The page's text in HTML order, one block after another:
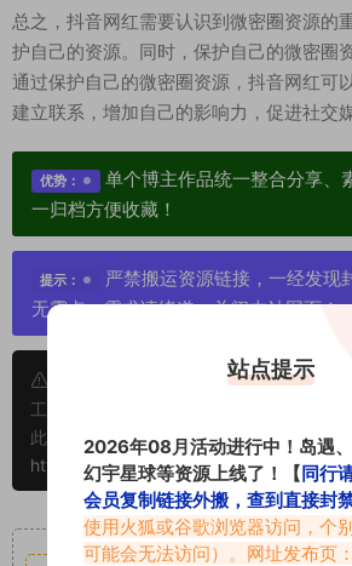
总之，抖音网红需要认识到微密圈资源的
护自己的资源。同时，保护自己的微密圈
通过保护自己的微密圈资源，抖音网红可
建立联系，增加自己的影响力，促进社交
优势：
单个博主作品统一整合分享、
一归档方便收藏！
提示：
严禁搬运资源链接，一经发现
无露点、需求请绕道，关闭本站网页！
申明：本文资源均来源网友分享，若侵
工单处理。
此外本文章皆属于原创文章，转载请注明出
https://abcjyw.com/254.html
重要声明
站点提示
2026年08月活动进行中！岛遇、
幻宇星球等资源上线了！【同行
会员复制链接外搬，查到直接封禁
使用火狐或谷歌浏览器访问，个
可能会无法访问）。网址发布页：